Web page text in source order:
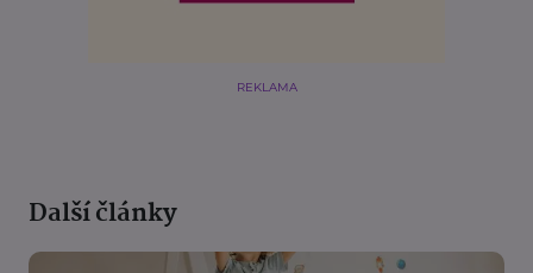
REKLAMA
Další články